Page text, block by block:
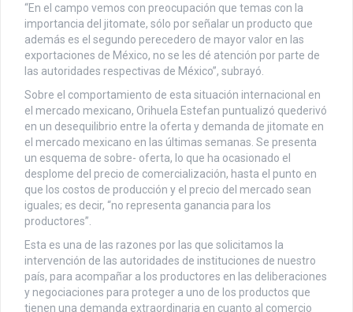
“En el campo vemos con preocupación que temas con la
importancia del jitomate, sólo por señalar un producto que
además es el segundo perecedero de mayor valor en las
exportaciones de México, no se les dé atención por parte de
las autoridades respectivas de México”, subrayó.
Sobre el comportamiento de esta situación internacional en
el mercado mexicano, Orihuela Estefan puntualizó quederivó
en un desequilibrio entre la oferta y demanda de jitomate en
el mercado mexicano en las últimas semanas. Se presenta
un esquema de sobre- oferta, lo que ha ocasionado el
desplome del precio de comercialización, hasta el punto en
que los costos de producción y el precio del mercado sean
iguales; es decir, “no representa ganancia para los
productores”.
Esta es una de las razones por las que solicitamos la
intervención de las autoridades de instituciones de nuestro
país, para acompañar a los productores en las deliberaciones
y negociaciones para proteger a uno de los productos que
tienen una demanda extraordinaria en cuanto al comercio